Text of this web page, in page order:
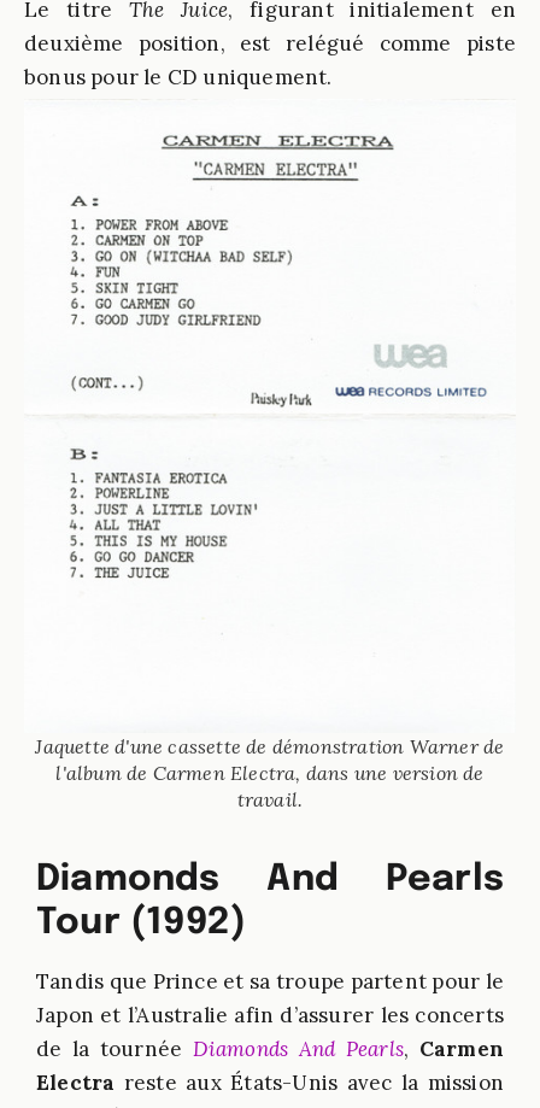
Le titre The Juice, figurant initialement en
deuxième position, est relégué comme piste
bonus pour le CD uniquement.
Jaquette d'une cassette de démonstration Warner de
l'album de Carmen Electra, dans une version de
travail.
Diamonds And Pearls
Tour (1992)
Tandis que Prince et sa troupe partent pour le
Japon et l’Australie afin d’assurer les concerts
de la tournée Diamonds And Pearls, Carmen
Electra reste aux États-Unis avec la mission